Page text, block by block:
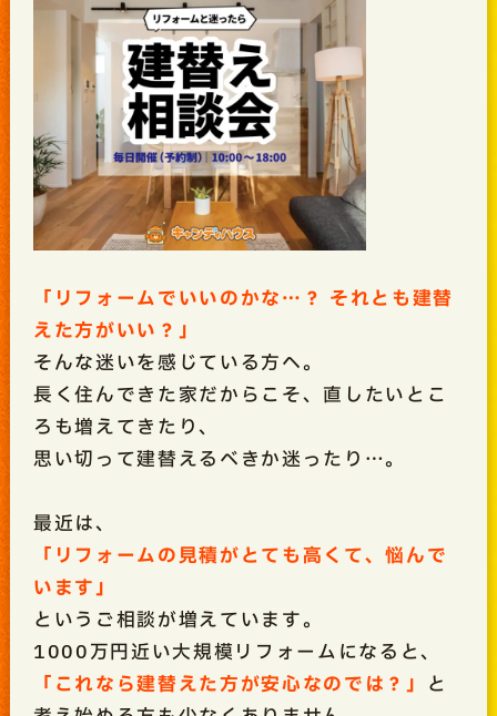
「リフォームでいいのかな…？ それとも建替
えた方がいい？」
そんな迷いを感じている方へ。
長く住んできた家だからこそ、直したいとこ
ろも増えてきたり、
思い切って建替えるべきか迷ったり…。
最近は、
「リフォームの見積がとても高くて、悩んで
います」
というご相談が増えています。
1000万円近い大規模リフォームになると、
「これなら建替えた方が安心なのでは？」 と